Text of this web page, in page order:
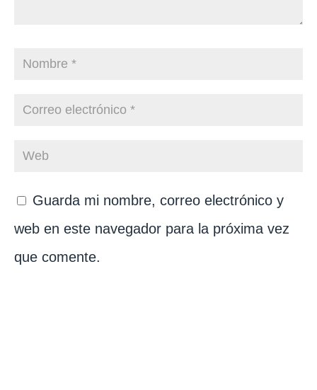
Guarda mi nombre, correo electrónico y
web en este navegador para la próxima vez
que comente.